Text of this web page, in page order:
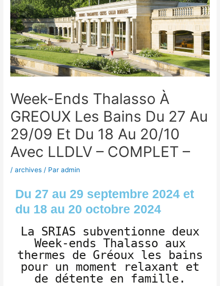
Week-Ends Thalasso À
GREOUX Les Bains Du 27 Au
29/09 Et Du 18 Au 20/10
Avec LLDLV – COMPLET –
/archives / Paradmin
Du 27 au 29 septembre 2024 et
du 18 au 20 octobre 2024
La SRIAS subventionne deux
Week-ends Thalasso aux
thermes de Gréoux les bains
pour un moment relaxant et
de détente en famille.